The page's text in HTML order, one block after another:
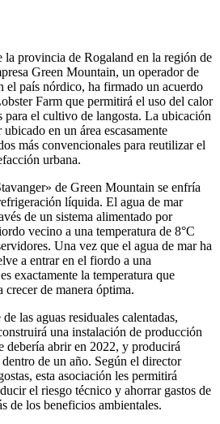
provincia de Rogaland en la región de
Green Mountain, un operador de
el país nórdico, ha firmado un acuerdo
Farm que permitirá el uso del calor
para el cultivo de langosta. La ubicación
en un área escasamente
más convencionales para reutilizar el
urbana.
de Green Mountain se enfría
líquida. El agua de mar
de un sistema alimentado por
vecino a una temperatura de 8°C
Una vez que el agua de mar ha
a entrar en el fiordo a una
exactamente la temperatura que
crecer de manera óptima.
las aguas residuales calentadas,
una instalación de producción
debería abrir en 2022, y producirá
dentro de un año. Según el director
esta asociación les permitirá
el riesgo técnico y ahorrar gastos de
de los beneficios ambientales.